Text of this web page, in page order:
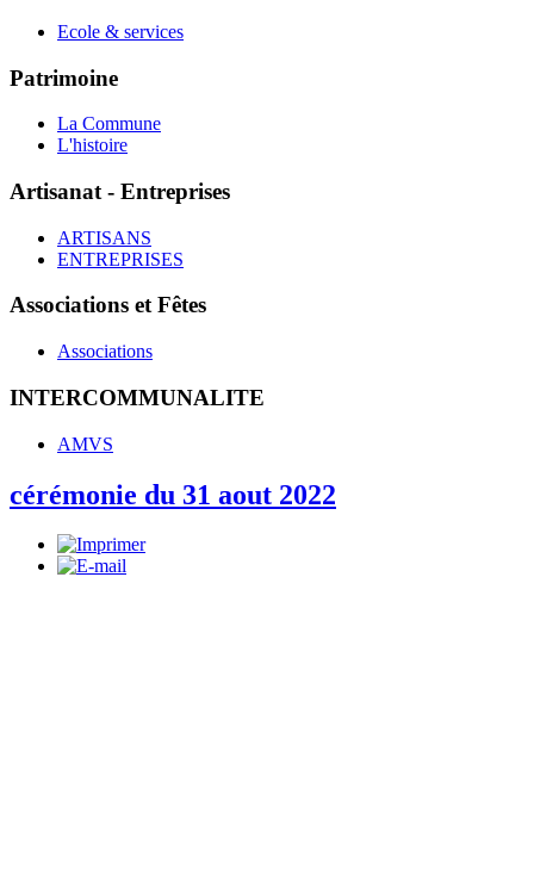
Ecole & services
Patrimoine
La Commune
L'histoire
Artisanat - Entreprises
ARTISANS
ENTREPRISES
Associations et Fêtes
Associations
INTERCOMMUNALITE
AMVS
cérémonie du 31 aout 2022